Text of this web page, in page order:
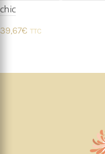
chic
39,67€ TTC